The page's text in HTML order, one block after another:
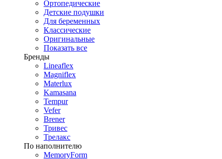
Ортопедические
Детские подушки
Для беременных
Классические
Оригинальные
Показать все
Бренды
Lineaflex
Magniflex
Materlux
Kamasana
Tempur
Vefer
Brener
Тривес
Трелакс
По наполнителю
MemoryForm